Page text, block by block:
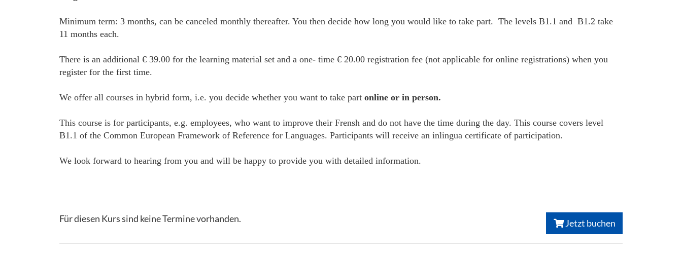
Minimum term: 3 months, can be canceled monthly thereafter. You then decide how long you would like to take part. The levels B1.1 and B1.2 take
11 months each.
There is an additional € 39.00 for the learning material set and a one- time € 20.00 registration fee (not applicable for online registrations) when you
register for the first time.
We offer all courses in hybrid form, i.e. you decide whether you want to take part online or in person.
This course is for participants, e.g. employees, who want to improve their Frensh and do not have the time during the day. This course covers level
B1.1 of the Common European Framework of Reference for Languages. Participants will receive an inlingua certificate of participation.
We look forward to hearing from you and will be happy to provide you with detailed information.
Für diesen Kurs sind keine Termine vorhanden. Jetzt buchen